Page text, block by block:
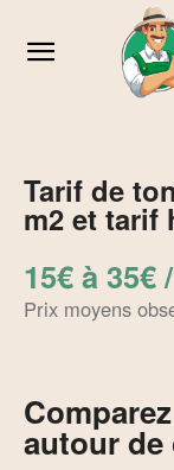
Tarif de
m2 et tarif
15€ à 35€
Prix moyens
autour de